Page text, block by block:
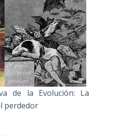
de la Evolución: La
perdedor